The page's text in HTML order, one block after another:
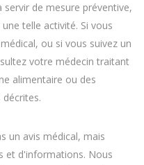
de mesure préventive,
telle activité. Si vous
ou si vous suivez un
votre médecin traitant
alimentaire ou des
un avis médical, mais
et d'informations. Nous